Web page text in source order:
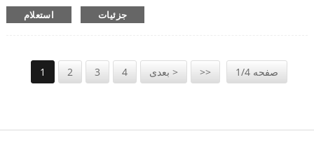
استعلام جزئیات
1 2 3 4 بعدی > >> صفحه 1/4